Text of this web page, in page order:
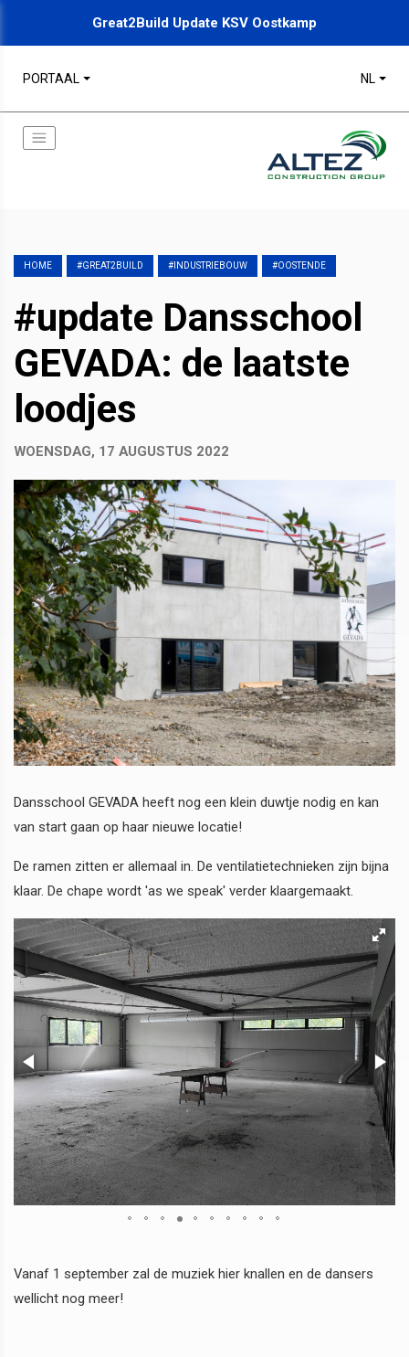
Great2Build Update KSV Oostkamp
PORTAAL NL
HOME #GREAT2BUILD #INDUSTRIEBOUW #OOSTENDE
#update Dansschool
GEVADA: de laatste
loodjes
WOENSDAG, 17 AUGUSTUS 2022
Dansschool GEVADA heeft nog een klein duwtje nodig en kan
van start gaan op haar nieuwe locatie!
De ramen zitten er allemaal in. De ventilatietechnieken zijn bijna
klaar. De chape wordt 'as we speak' verder klaargemaakt.
Vanaf 1 september zal de muziek hier knallen en de dansers
wellicht nog meer!